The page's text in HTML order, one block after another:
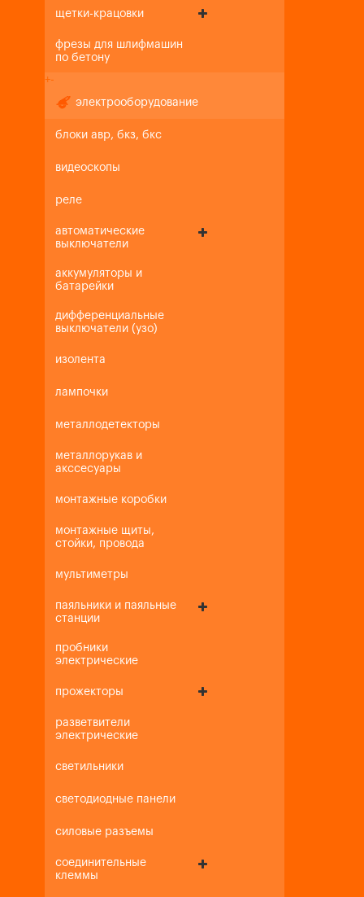
щетки-крацовки
фрезы для шлифмашин
по бетону
+-
электрооборудование
блоки авр, бкз, бкс
видеоскопы
реле
автоматические
выключатели
аккумуляторы и
батарейки
дифференциальные
выключатели (узо)
изолента
лампочки
металлодетекторы
металлорукав и
акссесуары
монтажные коробки
монтажные щиты,
стойки, провода
мультиметры
паяльники и паяльные
станции
пробники
электрические
прожекторы
разветвители
электрические
светильники
светодиодные панели
силовые разъемы
соединительные
клеммы